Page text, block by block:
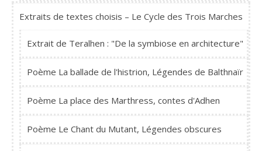
Extraits de textes choisis – Le Cycle des Trois Marches
Extrait de Teralhen : "De la symbiose en architecture"
Poème La ballade de l'histrion, Légendes de Balthnaïr
Poème La place des Marthress, contes d'Adhen
Poème Le Chant du Mutant, Légendes obscures